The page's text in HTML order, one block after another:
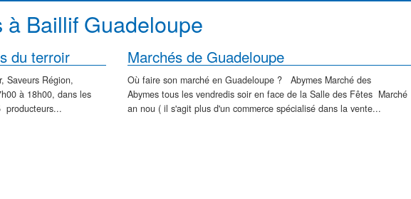
Baillif Guadeloupe
du terroir
Saveurs Région,
à 18h00, dans les
producteurs...
Marchés de Guadeloupe
Où faire son marché en Guadeloupe ? Abymes Marché des
Abymes tous les vendredis soir en face de la Salle des Fêtes Marché
an nou ( il s'agit plus d'un commerce spécialisé dans la vente...